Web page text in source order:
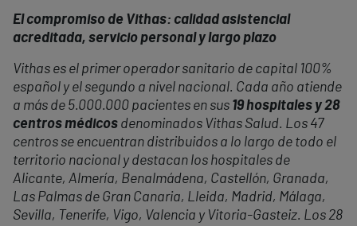
El compromiso de Vithas: calidad asistencial
acreditada, servicio personal y largo plazo
Vithas es el primer operador sanitario de capital 100%
español y el segundo a nivel nacional. Cada año atiende
a más de 5.000.000 pacientes en sus 19 hospitales y 28
centros médicos denominados Vithas Salud. Los 47
centros se encuentran distribuidos a lo largo de todo el
territorio nacional y destacan los hospitales de
Alicante, Almería, Benalmádena, Castellón, Granada,
Las Palmas de Gran Canaria, Lleida, Madrid, Málaga,
Sevilla, Tenerife, Vigo, Valencia y Vitoria-Gasteiz. Los 28